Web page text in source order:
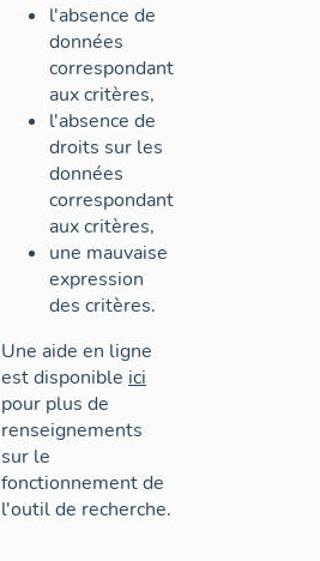
l'absence de
données
correspondant
aux critères,
l'absence de
droits sur les
données
correspondant
aux critères,
une mauvaise
expression
des critères.
Une aide en ligne
est disponible ici
pour plus de
renseignements
sur le
fonctionnement de
l'outil de recherche.